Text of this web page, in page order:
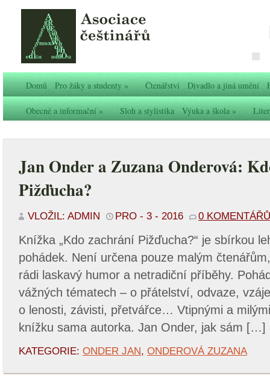
Domů Pro žáky a studenty» Čtenářství Divadlo a jiná umění
Obecné a informační» Sloh a stylistika Výuka a škola»
Jan Onder a Zuzana Onderová:
Pižďucha?
VLOŽIL: ADMIN PRO - 3 - 2016 0 KOMENTÁŘŮ
Knížka „Kdo zachrání Pižďucha?“ je sbírkou
pohádek. Není určena pouze malým
rádi laskavý humor a netradiční příběhy.
vážných tématech – o přátelství, odvaze,
o lenosti, závisti, přetvářce… Vtipnými a
knížku sama autorka. Jan Onder, jak sám […]
KATEGORIE: ONDER JAN, ONDEROVÁ ZUZANA